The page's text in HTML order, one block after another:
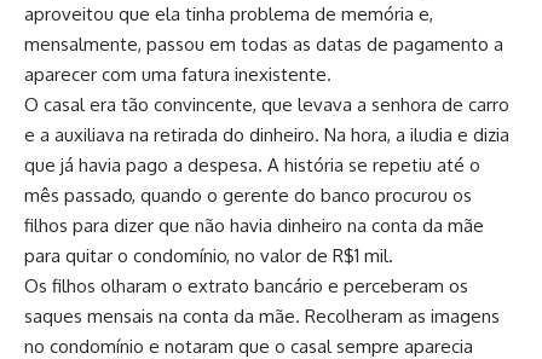
aproveitou que ela tinha problema de memória e,
mensalmente, passou em todas as datas de pagamento a
aparecer com uma fatura inexistente.
O casal era tão convincente, que levava a senhora de carro
e a auxiliava na retirada do dinheiro. Na hora, a iludia e dizia
que já havia pago a despesa. A história se repetiu até o
mês passado, quando o gerente do banco procurou os
filhos para dizer que não havia dinheiro na conta da mãe
para quitar o condomínio, no valor de R$1 mil.
Os filhos olharam o extrato bancário e perceberam os
saques mensais na conta da mãe. Recolheram as imagens
no condomínio e notaram que o casal sempre aparecia